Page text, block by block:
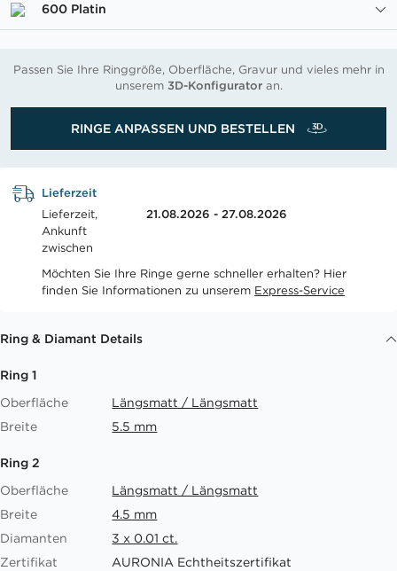
600 Platin
Passen Sie Ihre Ringgröße, Oberfläche, Gravur und vieles mehr in
unserem 3D-Konfiguratoran.
RINGE ANPASSEN UND BESTELLEN
Lieferzeit
Lieferzeit,
Ankunft
zwischen
21.08.2026 - 27.08.2026
Möchten Sie Ihre Ringe gerne schneller erhalten? Hier
finden Sie Informationen zu unserem Express-Service
Ring & Diamant Details
Ring 1
Oberfläche
Längsmatt / Längsmatt
Breite
5.5 mm
Ring 2
Oberfläche
Längsmatt / Längsmatt
Breite
4.5 mm
Diamanten
3 x 0.01 ct.
Zertifikat
AURONIA Echtheitszertifikat